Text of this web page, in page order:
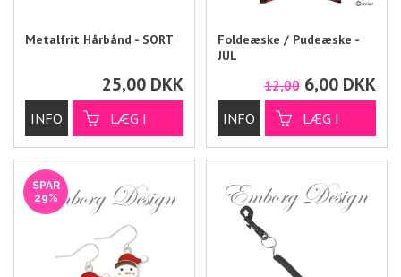
Metalfrit Hårbånd - SORT
25,00 DKK
Foldeæske / Pudeæske -
JUL
12,00 6,00 DKK
SPAR
29%